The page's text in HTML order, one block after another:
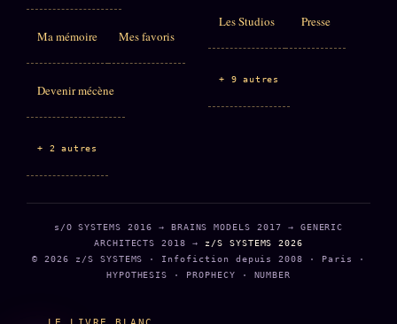
Ma mémoire Mes favoris
Devenir mécène
+ 2 autres
Les Studios Presse
+ 9 autres
s/O SYSTEMS 2016 → BRAINS MODELS 2017 → GENERIC
ARCHITECTS 2018 → z/S SYSTEMS 2026
© 2026 z/S SYSTEMS · Infofiction depuis 2008 · Paris ·
HYPOTHESIS · PROPHECY · NUMBER